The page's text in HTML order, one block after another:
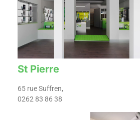
St Pierre
65 rue Suffren,
0262 83 86 38